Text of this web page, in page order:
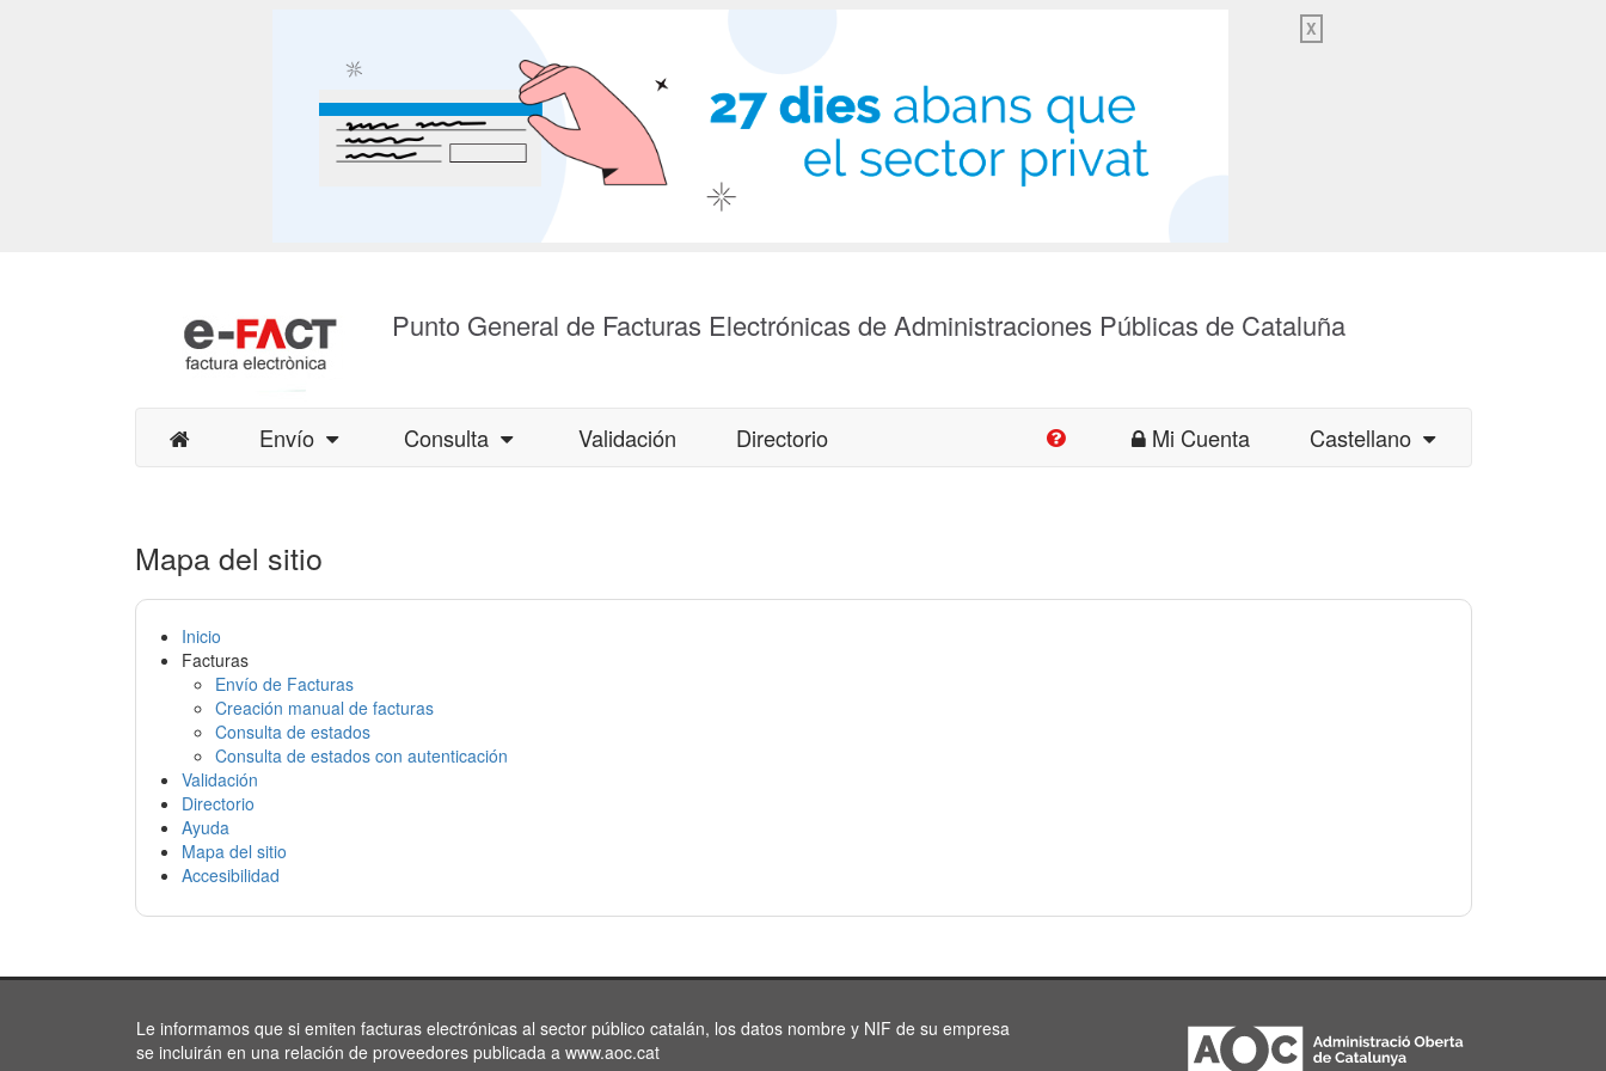
X
Punto General de Facturas Electrónicas de Administraciones Públicas de Cataluña
Envío Consulta Validación Directorio Mi Cuenta Castellano
Mapa del sitio
Inicio
Facturas
Envío de Facturas
Creación manual de facturas
Consulta de estados
Consulta de estados con autenticación
Validación
Directorio
Ayuda
Mapa del sitio
Accesibilidad
Le informamos que si emiten facturas electrónicas al sector público catalán, los datos nombre y NIF de su empresa
se incluirán en una relación de proveedores publicada a www.aoc.cat